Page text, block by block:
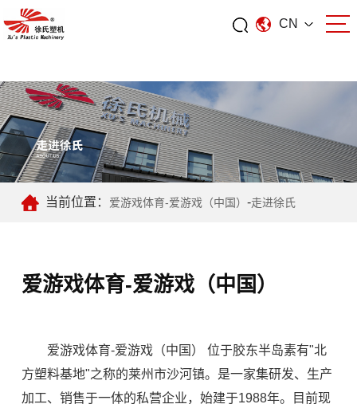
爱游戏体育 CN
当前位置： 爱游戏体育-爱游戏（中国） -走进徐氏
爱游戏体育-爱游戏（中国）
爱游戏体育-爱游戏（中国） 位于胶东半岛素有"北
方塑料基地"之称的莱州市沙河镇。是一家集研发、生产
加工、销售于一体的私营企业，始建于1988年。目前现